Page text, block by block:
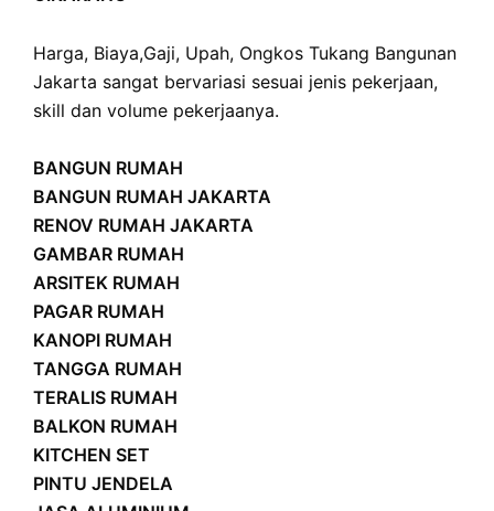
Harga, Biaya,Gaji, Upah, Ongkos Tukang Bangunan
Jakarta sangat bervariasi sesuai jenis pekerjaan,
skill dan volume pekerjaanya.
BANGUN RUMAH
BANGUN RUMAH JAKARTA
RENOV RUMAH JAKARTA
GAMBAR RUMAH
ARSITEK RUMAH
PAGAR RUMAH
KANOPI RUMAH
TANGGA RUMAH
TERALIS RUMAH
BALKON RUMAH
KITCHEN SET
PINTU JENDELA